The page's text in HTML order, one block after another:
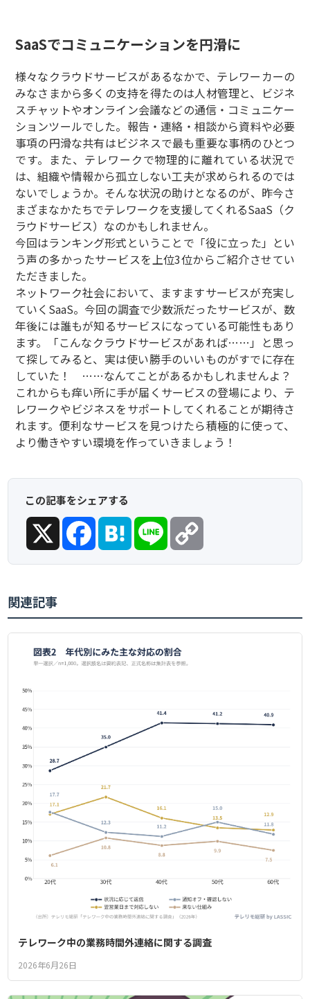
SaaSでコミュニケーションを円滑に
様々なクラウドサービスがあるなかで、テレワーカーの
みなさまから多くの支持を得たのは人材管理と、ビジネ
スチャットやオンライン会議などの通信・コミュニケー
ションツールでした。報告・連絡・相談から資料や必要
事項の円滑な共有はビジネスで最も重要な事柄のひとつ
です。また、テレワークで物理的に離れている状況で
は、組織や情報から孤立しない工夫が求められるのでは
ないでしょうか。そんな状況の助けとなるのが、昨今さ
まざまなかたちでテレワークを支援してくれるSaaS（ク
ラウドサービス）なのかもしれません。
今回はランキング形式ということで「役に立った」とい
う声の多かったサービスを上位3位からご紹介させてい
ただきました。
ネットワーク社会において、ますますサービスが充実し
ていくSaaS。今回の調査で少数派だったサービスが、数
年後には誰もが知るサービスになっている可能性もあり
ます。「こんなクラウドサービスがあれば……」と思っ
て探してみると、実は使い勝手のいいものがすでに存在
していた！ ……なんてことがあるかもしれませんよ？
これからも痒い所に手が届くサービスの登場により、テ
レワークやビジネスをサポートしてくれることが期待さ
れます。便利なサービスを見つけたら積極的に使って、
より働きやすい環境を作っていきましょう！
この記事をシェアする
X FacebookHatenaLine
関連記事
テレワーク中の業務時間外連絡に関する調査
2026年6月26日